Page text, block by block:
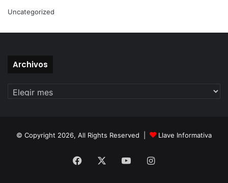
Uncategorized
Archivos
© Copyright 2026, All Rights Reserved | Llave Informativa
Facebook YouTubeInstagram